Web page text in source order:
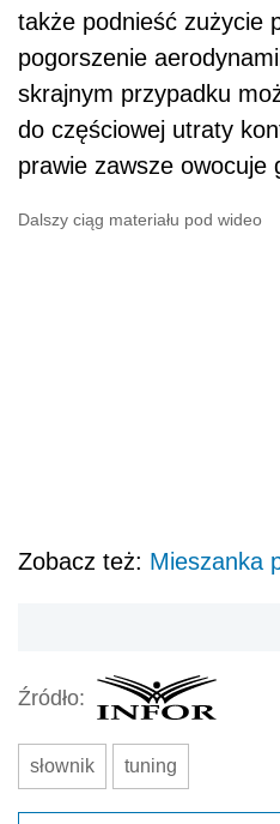
także podnieść zużycie
pogorszenie
skrajnym przypadku
do częściowej utraty
prawie zawsze owocuje
Dalszy ciąg materiału pod wideo
Zobacz też: Mieszanka
Źródło:
słownik tuning